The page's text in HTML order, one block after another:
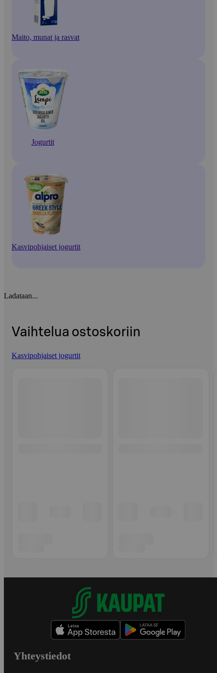
Maito, munat ja rasvat
Jogurtit
Kasvipohjaiset jogurtit
Ladataan...
Vaihtelua ostoskoriin
Kasvipohjaiset jogurtit
Yhteystiedot